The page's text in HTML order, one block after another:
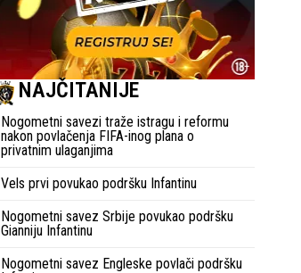
NAJČITANIJE
Nogometni savezi traže istragu i reformu
nakon povlačenja FIFA-inog plana o
privatnim ulaganjima
Vels prvi povukao podršku Infantinu
Nogometni savez Srbije povukao podršku
Gianniju Infantinu
Nogometni savez Engleske povlači podršku